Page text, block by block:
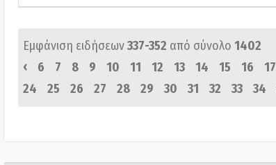
Εμφάνιση ειδήσεων337-352 από σύνολο 1402
‹
6 7 8 9 10 11 12 13 14 15 16 17
24
25 26 27 28 29 30 31 32 33 34